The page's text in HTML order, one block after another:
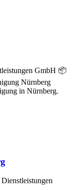
GmbH 📦
Nürnberg
in Nürnberg.